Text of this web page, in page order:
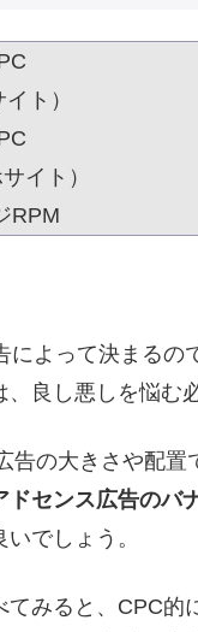
イト）
イト）
RPM
によって決まる
良し悪しを悩む
告の大きさや配置
センス広告のバ
いでしょう。
みると、CPC的